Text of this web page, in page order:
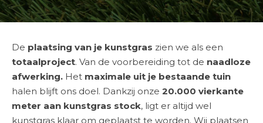
De plaatsing van je kunstgras zien we als een
totaalproject. Van de voorbereiding tot de naadloze
afwerking. Het maximale uit je bestaande tuin
halen blijft ons doel. Dankzij onze 20.000 vierkante
meter aan kunstgras stock, ligt er altijd wel
kunstgras klaar om geplaatst te worden. Wij plaatsen